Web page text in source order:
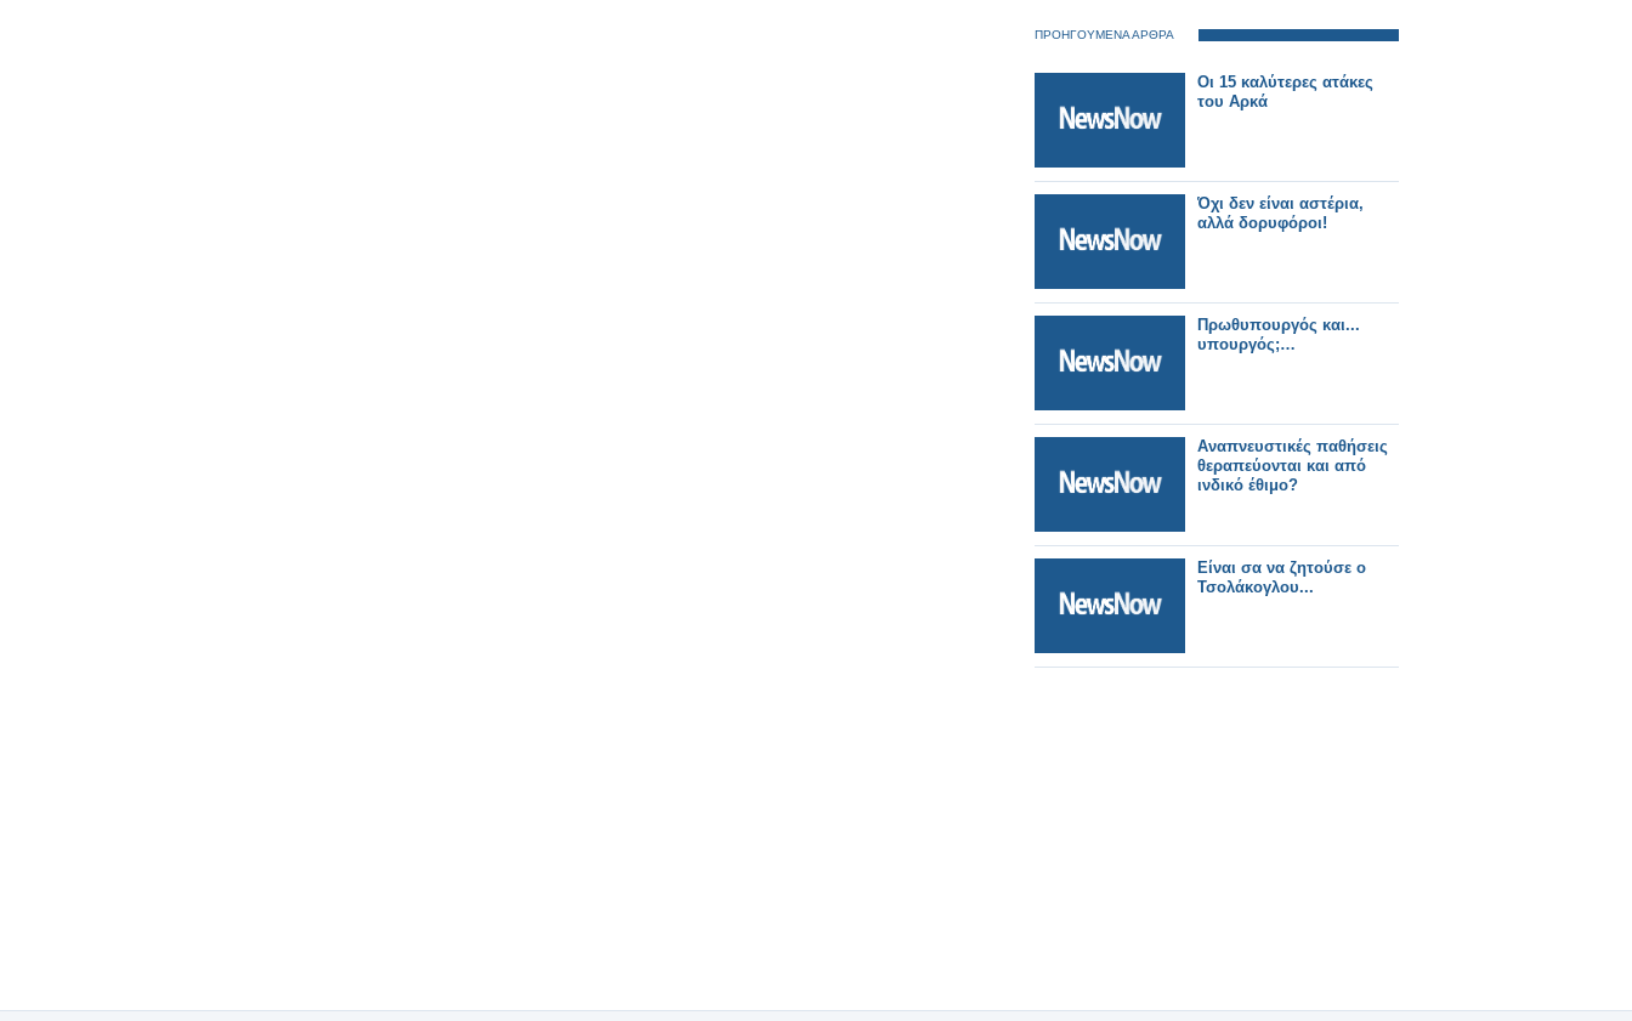
ΠΡΟΗΓΟΥΜΕΝΑ ΑΡΘΡΑ
Οι 15 καλύτερες ατάκες
του Αρκά
Όχι δεν είναι αστέρια,
αλλά δορυφόροι!
Πρωθυπουργός και...
υπουργός;…
Αναπνευστικές παθήσεις
θεραπεύονται και από
ινδικό έθιμο?
Είναι σα να ζητούσε ο
Τσολάκογλου...